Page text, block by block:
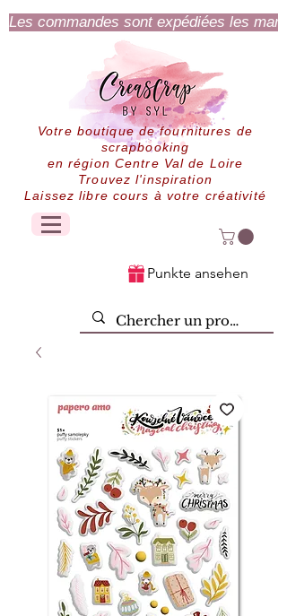
Les commandes sont expédiées les
Votre boutique de fournitures de
scrapbooking
en région Centre Val de Loire
Trouvez l'inspiration
Laissez libre cours à votre créativité
Punkte ansehen